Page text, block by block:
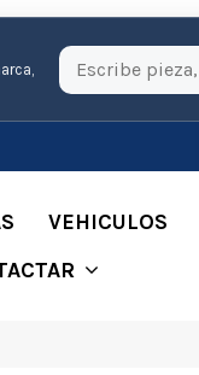
VEHICULOS